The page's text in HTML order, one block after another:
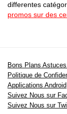
differentes
promos sur des
Bons Plans
Politique de
Applications Android
Suivez Nous sur
Suivez Nous sur